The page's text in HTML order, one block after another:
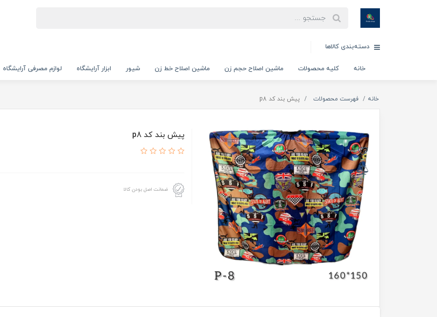
دسته‌بندی کالاها
خانه کلیه محصولات ماشین اصلاح حجم زن ماشین اصلاح خط زن شیور ابزار آرایشگاه لوازم مصرفی آرایشگاه
خانه فهرست محصولات پیش بند کد p8
پیش بند کد p8
ضمانت اصل بودن کالا